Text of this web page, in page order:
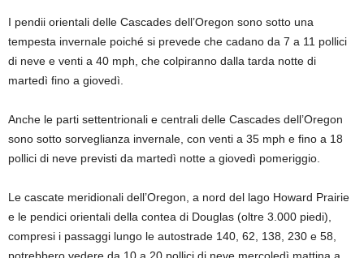
I pendii orientali delle Cascades dell’Oregon sono sotto una
tempesta invernale poiché si prevede che cadano da 7 a 11 pollici
di neve e venti a 40 mph, che colpiranno dalla tarda notte di
martedì fino a giovedì.
Anche le parti settentrionali e centrali delle Cascades dell’Oregon
sono sotto sorveglianza invernale, con venti a 35 mph e fino a 18
pollici di neve previsti da martedì notte a giovedì pomeriggio.
Le cascate meridionali dell’Oregon, a nord del lago Howard Prairie
e le pendici orientali della contea di Douglas (oltre 3.000 piedi),
compresi i passaggi lungo le autostrade 140, 62, 138, 230 e 58,